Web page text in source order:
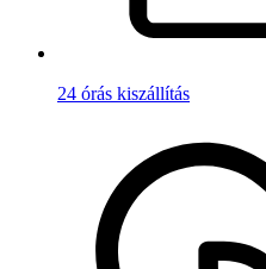
24 órás kiszállítás